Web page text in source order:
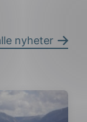
nyheter